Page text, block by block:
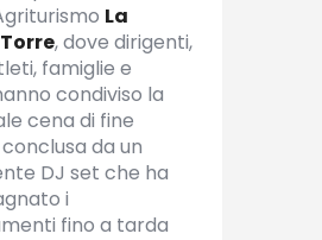
La
, dove dirigenti,
famiglie e
condiviso la
cena di fine
da un
DJ set che ha
i
fino a tarda